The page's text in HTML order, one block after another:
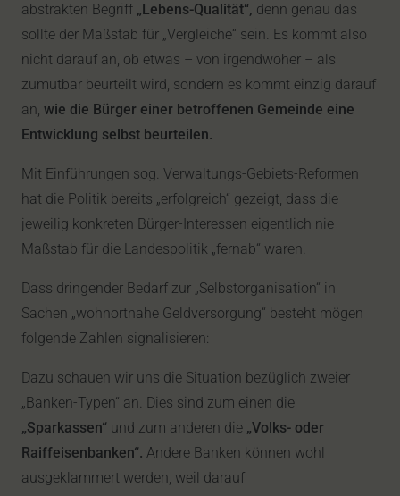
abstrakten Begriff „Lebens-Qualität“, denn genau das
sollte der Maßstab für „Vergleiche“ sein. Es kommt also
nicht darauf an, ob etwas – von irgendwoher – als
zumutbar beurteilt wird, sondern es kommt einzig darauf
an, wie die Bürger einer betroffenen Gemeinde eine
Entwicklung selbst beurteilen.
Mit Einführungen sog. Verwaltungs-Gebiets-Reformen
hat die Politik bereits „erfolgreich“ gezeigt, dass die
jeweilig konkreten Bürger-Interessen eigentlich nie
Maßstab für die Landespolitik „fernab“ waren.
Dass dringender Bedarf zur „Selbstorganisation“ in
Sachen „wohnortnahe Geldversorgung“ besteht mögen
folgende Zahlen signalisieren:
Dazu schauen wir uns die Situation bezüglich zweier
„Banken-Typen“ an. Dies sind zum einen die
„Sparkassen“ und zum anderen die „Volks- oder
Raiffeisenbanken“. Andere Banken können wohl
ausgeklammert werden, weil darauf